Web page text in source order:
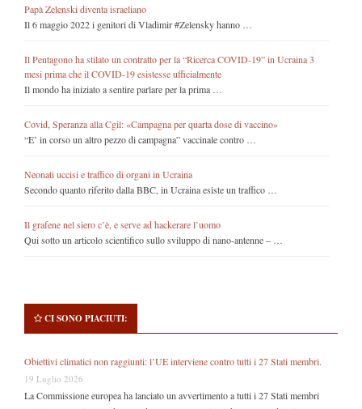
Papà Zelenski diventa israeliano
Il 6 maggio 2022 i genitori di Vladimir #Zelensky hanno …
Il Pentagono ha stilato un contratto per la “Ricerca COVID-19” in Ucraina 3
mesi prima che il COVID-19 esistesse ufficialmente
Il mondo ha iniziato a sentire parlare per la prima …
Covid, Speranza alla Cgil: «Campagna per quarta dose di vaccino»
“E’ in corso un altro pezzo di campagna” vaccinale contro …
Neonati uccisi e traffico di organi in Ucraina
Secondo quanto riferito dalla BBC, in Ucraina esiste un traffico …
Il grafene nel siero c’è, e serve ad hackerare l’uomo
Qui sotto un articolo scientifico sullo sviluppo di nano-antenne – …
CI SONO PIACIUTI:
Obiettivi climatici non raggiunti: l’UE interviene contro tutti i 27 Stati membri.
19 Luglio 2026
La Commissione europea ha lanciato un avvertimento a tutti i 27 Stati membri